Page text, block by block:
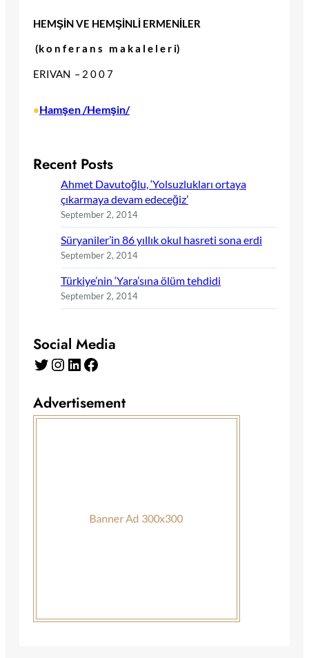
HEMŞİN VE HEMŞİNLİ ERMENİLER
(k o n f e r a n s m a k a l e l e r i)
ERIVAN – 2 0 0 7
•Hamşen /Hemşin/
Recent Posts
Ahmet Davutoğlu, ‘Yolsuzlukları ortaya
çıkarmaya devam edeceğiz’
September 2, 2014
Süryaniler’in 86 yıllık okul hasreti sona erdi
September 2, 2014
Türkiye’nin ‘Yara’sına ölüm tehdidi
September 2, 2014
Social Media
Twitter Instagram LinkedIn Facebook
Advertisement